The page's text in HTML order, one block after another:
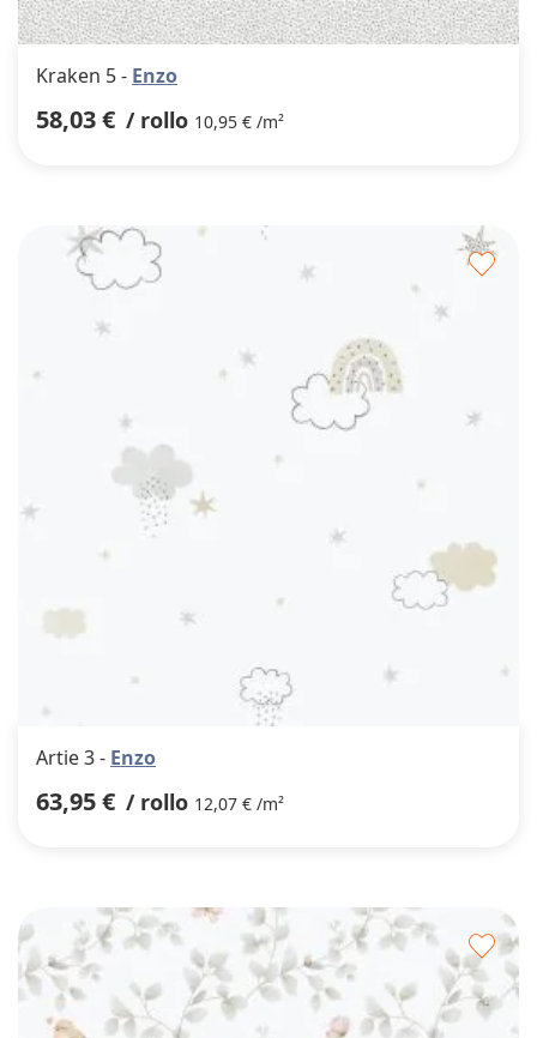
Kraken 5 - Enzo
58,03 € / rollo 10,95 € /m²
Artie 3 - Enzo
63,95 € / rollo 12,07 € /m²
los